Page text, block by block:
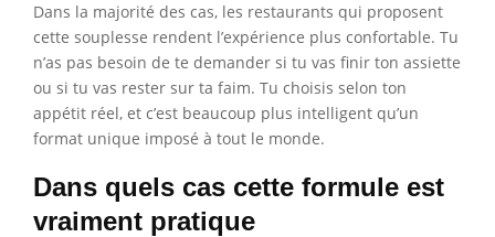
Dans la majorité des cas, les restaurants qui proposent
cette souplesse rendent l’expérience plus confortable. Tu
n’as pas besoin de te demander si tu vas finir ton assiette
ou si tu vas rester sur ta faim. Tu choisis selon ton
appétit réel, et c’est beaucoup plus intelligent qu’un
format unique imposé à tout le monde.
Dans quels cas cette formule est
vraiment pratique